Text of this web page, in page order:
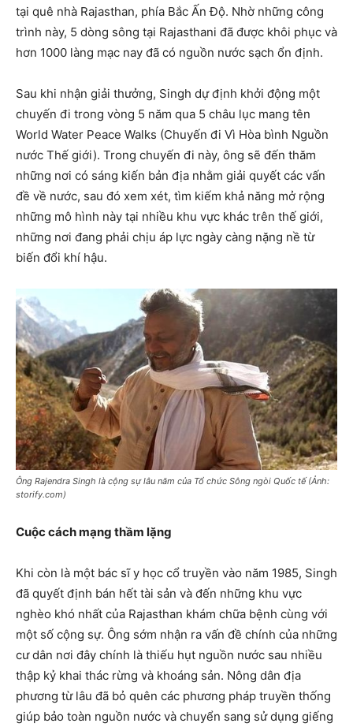
tại quê nhà Rajasthan, phía Bắc Ấn Độ. Nhờ những công
trình này, 5 dòng sông tại Rajasthani đã được khôi phục và
hơn 1000 làng mạc nay đã có nguồn nước sạch ổn định.
Sau khi nhận giải thưởng, Singh dự định khởi động một
chuyến đi trong vòng 5 năm qua 5 châu lục mang tên
World Water Peace Walks (Chuyến đi Vì Hòa bình Nguồn
nước Thế giới). Trong chuyến đi này, ông sẽ đến thăm
những nơi có sáng kiến bản địa nhằm giải quyết các vấn
đề về nước, sau đó xem xét, tìm kiếm khả năng mở rộng
những mô hình này tại nhiều khu vực khác trên thế giới,
những nơi đang phải chịu áp lực ngày càng nặng nề từ
biến đổi khí hậu.
Ông Rajendra Singh là cộng sự lâu năm của Tổ chức Sông ngòi Quốc tế (Ảnh:
storify.com)
Cuộc cách mạng thầm lặng
Khi còn là một bác sĩ y học cổ truyền vào năm 1985, Singh
đã quyết định bán hết tài sản và đến những khu vực
nghèo khó nhất của Rajasthan khám chữa bệnh cùng với
một số cộng sự. Ông sớm nhận ra vấn đề chính của những
cư dân nơi đây chính là thiếu hụt nguồn nước sau nhiều
thập kỷ khai thác rừng và khoáng sản. Nông dân địa
phương từ lâu đã bỏ quên các phương pháp truyền thống
giúp bảo toàn nguồn nước và chuyển sang sử dụng giếng